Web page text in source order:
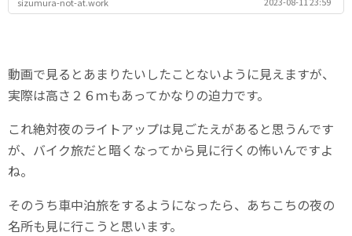
動画で見るとあまりたいしたことないように見えますが、
実際は高さ２６ｍもあってかなりの迫力です。
これ絶対夜のライトアップは見ごたえがあると思うんです
が、バイク旅だと暗くなってから見に行くの怖いんですよ
ね。
そのうち車中泊旅をするようになったら、あちこちの夜の
名所も見に行こうと思います。